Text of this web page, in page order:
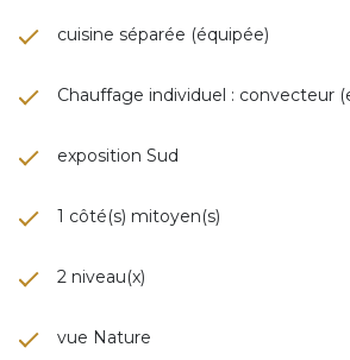
cuisine séparée (équipée)
Chauffage individuel : convecteur
exposition Sud
1 côté(s) mitoyen(s)
2 niveau(x)
vue Nature